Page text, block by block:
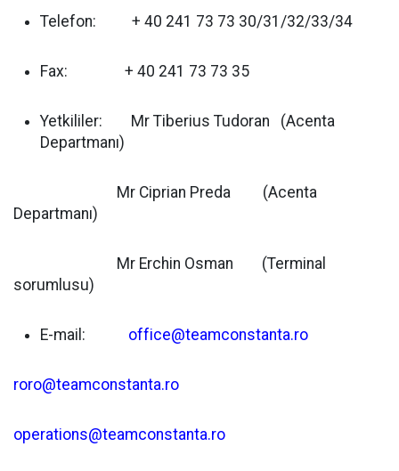
Telefon: + 40 241 73 73 30/31/32/33/34
Fax: + 40 241 73 73 35
Yetkililer: Mr Tiberius Tudoran (Acenta
Departmanı)
Mr Ciprian Preda (Acenta
Departmanı)
Mr Erchin Osman (Terminal
sorumlusu)
E-mail: office@teamconstanta.ro
roro@teamconstanta.ro
operations@teamconstanta.ro